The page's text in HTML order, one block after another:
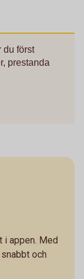
du först
prestanda
i appen. Med
och